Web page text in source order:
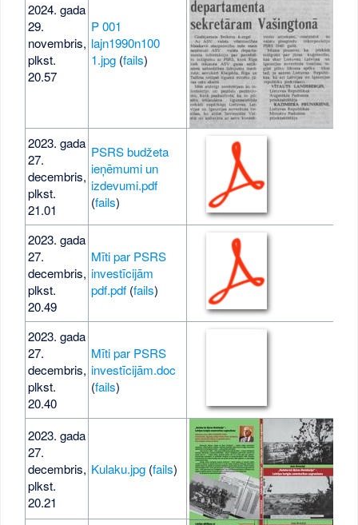
2024. gada
29.
novembris,
plkst.
20.57
P 001
lajn1990n100
1.jpg(fails)
2023. gada
27.
decembris,
plkst.
21.01
PSRS budžeta
ieņēmumi un
izdevumi.pdf
(fails)
2023. gada
27.
decembris,
plkst.
20.49
Mīti par PSRS
investīcijām
pdf.pdf(fails)
2023. gada
27.
decembris,
plkst.
20.40
Mīti par PSRS
investīcijām.doc
(fails)
2023. gada
27.
decembris,
plkst.
20.21
Kulaku.jpg(fails)